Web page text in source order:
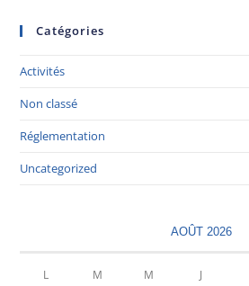
Catégories
Activités
Non classé
Réglementation
Uncategorized
AOÛT 2026
L M M J